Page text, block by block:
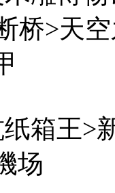
桥>天
箱王>
场